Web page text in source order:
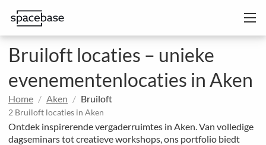
Bruiloft locaties – unieke
evenementenlocaties in Aken
Home Aken Bruiloft
2 Bruiloft locaties in Aken
Ontdek inspirerende vergaderruimtes in Aken. Van volledige
dagseminars tot creatieve workshops, ons portfolio biedt